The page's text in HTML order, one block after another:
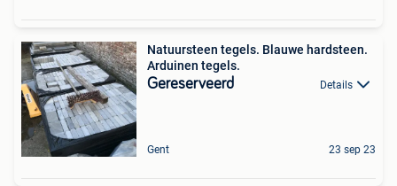
Natuursteen tegels. Blauwe hardsteen.
Arduinen tegels.
Gereserveerd Details
Gent 23 sep 23